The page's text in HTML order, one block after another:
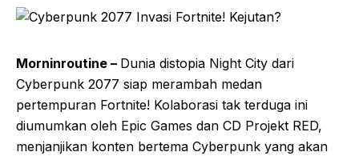
Morninroutine – Dunia distopia Night City dari
Cyberpunk 2077 siap merambah medan
pertempuran Fortnite! Kolaborasi tak terduga ini
diumumkan oleh Epic Games dan CD Projekt RED,
menjanjikan konten bertema Cyberpunk yang akan